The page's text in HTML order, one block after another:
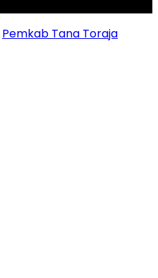
Pemkab Tana Toraja